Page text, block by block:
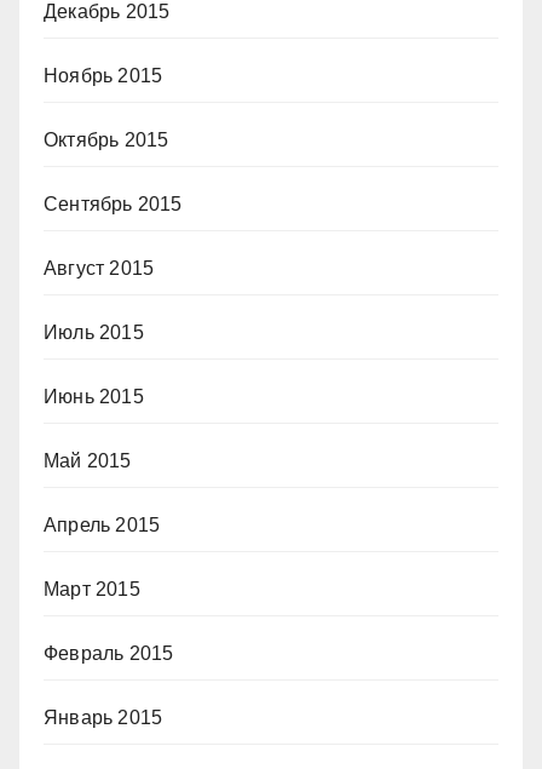
Декабрь 2015
Ноябрь 2015
Октябрь 2015
Сентябрь 2015
Август 2015
Июль 2015
Июнь 2015
Май 2015
Апрель 2015
Март 2015
Февраль 2015
Январь 2015